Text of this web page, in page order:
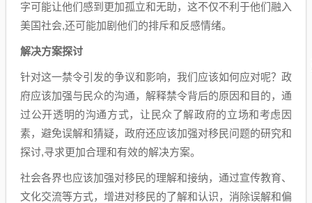
字可能让他们感到更加孤立和无助，这不仅不利于他们融入
美国社会,还可能加剧他们的排斥和反感情绪。
解决方案探讨
针对这一禁令引发的争议和影响，我们应该如何应对呢？政
府应该加强与民众的沟通，解释禁令背后的原因和目的，通
过公开透明的沟通方式，让民众了解政府的立场和考虑因
素，避免误解和猜疑，政府还应该加强对移民问题的研究和
探讨,寻求更加合理和有效的解决方案。
社会各界也应该加强对移民的理解和接纳，通过宣传教育、
文化交流等方式，增进对移民的了解和认识，消除误解和偏